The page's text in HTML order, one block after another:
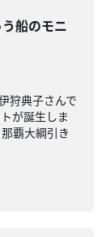
船のモニ
狩典子さんで
が誕生しま
覇大綱引き